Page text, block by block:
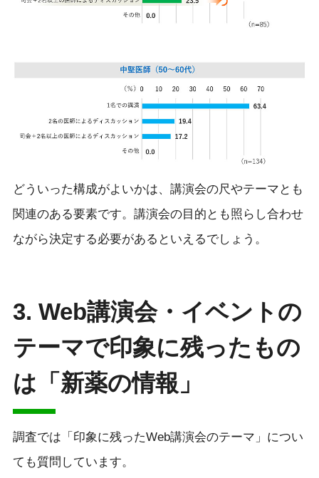
どういった構成がよいかは、講演会の尺やテーマとも
関連のある要素です。講演会の目的とも照らし合わせ
ながら決定する必要があるといえるでしょう。
3. Web講演会・イベントの
テーマで印象に残ったもの
は「新薬の情報」
調査では「印象に残ったWeb講演会のテーマ」につい
ても質問しています。